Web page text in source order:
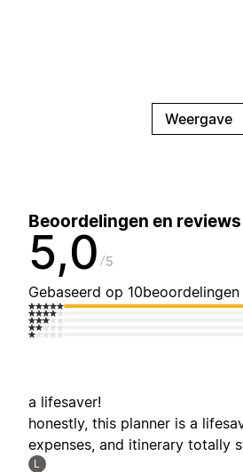
Weergave
Beoordelingen en reviews
5,0 5
Gebaseerd op 10beoordelingen
a lifesaver!
honestly, this planner is a
expenses, and itinerary totally
L